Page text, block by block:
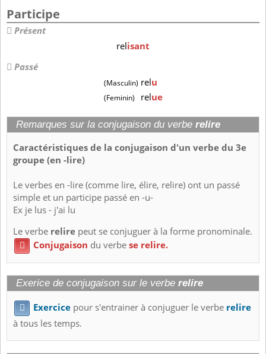
Participe
Présent
relisant
Passé
(Masculin) relu
(Feminin) relue
Remarques sur la conjugaison du verbe relire
Caractéristiques de la conjugaison d'un verbe du 3e
groupe (en -lire)
Le verbes en -lire (comme lire, élire, relire) ont un passé
simple et un participe passé en -u-
Ex je lus - j'ai lu
Le verbe relire peut se conjuguer à la forme pronominale.
 Conjugaison du verbese relire.
Exerice de conjugaison sur le verbe relire
 Exercice pour s'entrainer à conjuguer le verbe relire
à tous les temps.